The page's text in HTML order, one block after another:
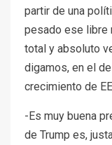
partir de una
pesado ese libre
total y absoluto
digamos, en el
crecimiento de
-Es muy buena
de Trump es,